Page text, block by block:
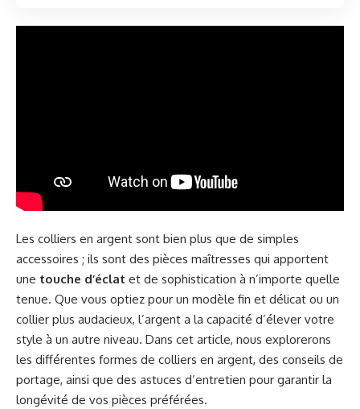
Les colliers en argent sont bien plus que de simples
accessoires ; ils sont des pièces maîtresses qui apportent
une touche d’éclat et de sophistication à n’importe quelle
tenue. Que vous optiez pour un modèle fin et délicat ou un
collier plus audacieux, l’argent a la capacité d’élever votre
style à un autre niveau. Dans cet article, nous explorerons
les différentes formes de colliers en argent, des conseils de
portage, ainsi que des astuces d’entretien pour garantir la
longévité de vos pièces préférées.